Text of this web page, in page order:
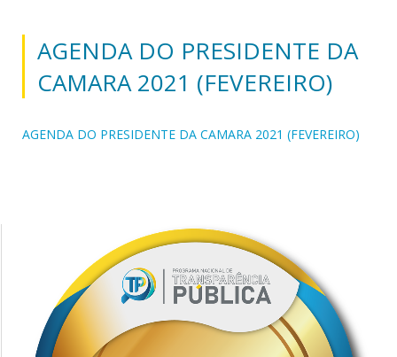
AGENDA DO PRESIDENTE DA
CAMARA 2021 (FEVEREIRO)
AGENDA DO PRESIDENTE DA CAMARA 2021 (FEVEREIRO)